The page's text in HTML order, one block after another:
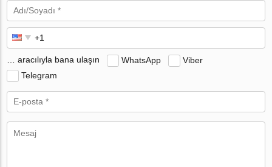
… aracılıyla bana ulaşın WhatsApp
Viber
Telegram